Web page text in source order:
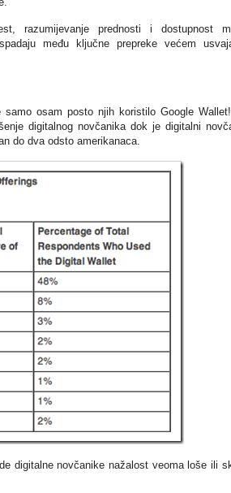
razumijevanje prednosti i dostupnost
među ključne prepreke većem
osam posto njih koristilo Google
digitalnog novčanika dok je digitalni
do dva odsto amerikanaca.
digitalne novčanike nažalost veoma loše ili